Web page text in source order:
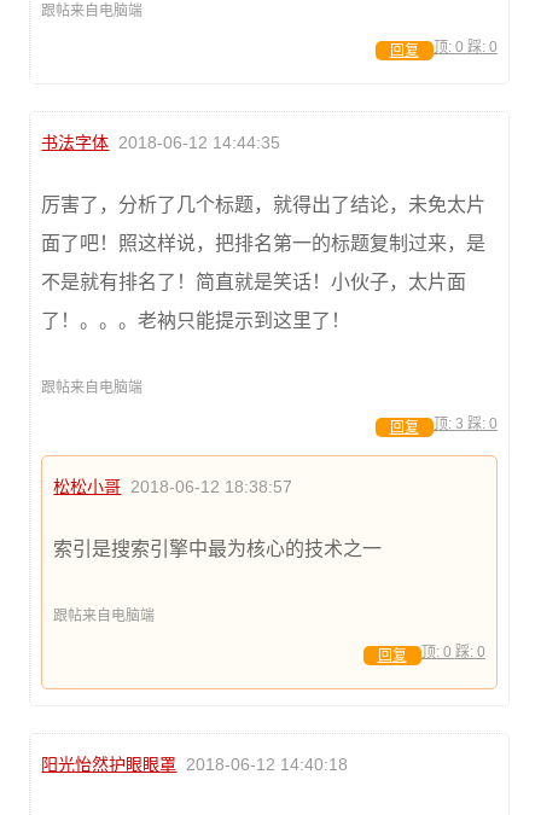
跟帖来自电脑端
顶: 0 踩: 0
回复
书法字体 2018-06-12 14:44:35
厉害了，分析了几个标题，就得出了结论，未免太片
面了吧！照这样说，把排名第一的标题复制过来，是
不是就有排名了！简直就是笑话！小伙子，太片面
了！。。。老衲只能提示到这里了！
跟帖来自电脑端
顶: 3 踩: 0
回复
松松小哥 2018-06-12 18:38:57
索引是搜索引擎中最为核心的技术之一
跟帖来自电脑端
顶: 0 踩: 0
回复
阳光怡然护眼眼罩 2018-06-12 14:40:18